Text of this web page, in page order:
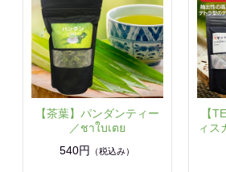
【茶葉】パンダンティー
／ชาใบเตย
540円
（税込み）
【
ィ